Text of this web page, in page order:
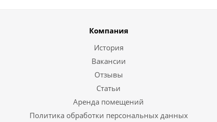
Компания
История
Вакансии
Отзывы
Статьи
Аренда помещений
Политика обработки персональных данных